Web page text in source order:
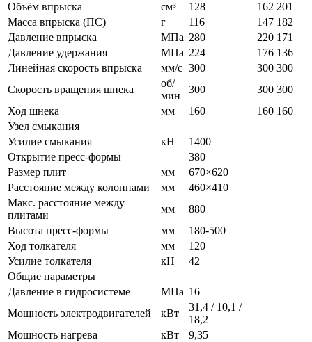
Объём впрыска
см³ 128 162 201
Масса впрыска (ПС)
г 116 147 182
Давление впрыска
МПа 280 220 171
Давление удержания
МПа 224 176 136
Линейная скорость впрыска
мм/с 300 300 300
Скорость вращения шнека
об/
мин
300 300 300
Ход шнека
мм 160 160 160
Узел смыкания
Усилие смыкания
кН
1400
Открытие пресс-формы
380
Размер плит
мм
670×620
Расстояние между колоннами
мм
460×410
Макс. расстояние между
плитами
мм
880
Высота пресс-формы
мм
180-500
Ход толкателя
мм
120
Усилие толкателя
кН
42
Общие параметры
Давление в гидросистеме
МПа 16
Мощность электродвигателей
кВт
31,4 / 10,1 /
18,2
Мощность нагрева
кВт
9,35